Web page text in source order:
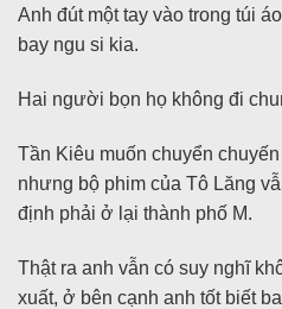
Anh đút một tay vào trong túi
bay ngu si kia.
Hai người bọn họ không đi
Tần Kiêu muốn chuyển
nhưng bộ phim của Tô Lăng
định phải ở lại thành phố M.
Thật ra anh vẫn có suy nghĩ
xuất, ở bên cạnh anh tốt biết